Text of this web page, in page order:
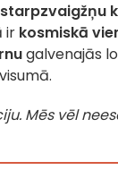
starpzvaigžņu
ir kosmiskā
galvenajās
Mēs vēl